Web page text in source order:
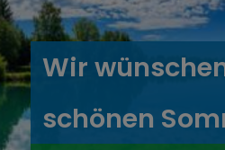
Wir
schönen